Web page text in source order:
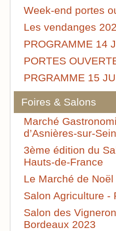
Week-end portes
Les vendanges
PROGRAMME 14
PORTES
PRGRAMME 15
Foires & Salons
Marché
d’Asnières-sur-
3ème édition du
Hauts-de-France
Le Marché de
Salon Agriculture -
Salon des
Bordeaux 2023